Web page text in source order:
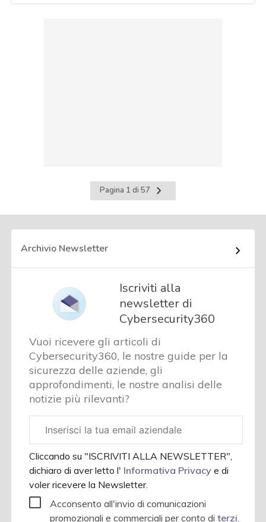
Pagina 1 di 57
Pagina
successiva
Archivio Newsletter
Iscriviti alla
newsletter di
Cybersecurity360
Vuoi ricevere gli articoli di
Cybersecurity360, le nostre guide per la
sicurezza delle aziende, gli
approfondimenti, le nostre analisi delle
notizie più rilevanti?
aziendale
Cliccando su "ISCRIVITI ALLA NEWSLETTER",
dichiaro di aver letto l' Informativa Privacye di
voler ricevere la Newsletter.
Acconsento all'invio di comunicazioni
promozionali e commerciali per conto diterzi.